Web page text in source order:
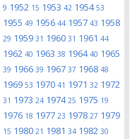
9 1952 15 1953 42 195453
1955 49 1956 44 1957 43 1958
29 1959 31 1960 31 1961 44
1962 40 1963 38 196440 1965
39 1966 39 1967 37 1968 48
1969 53 1970 41 1971 32 1972
31 1973 24 197425 1975 19
1976 18 1977 23 1978 27 1979
15 1980 21 1981 34 1982 30